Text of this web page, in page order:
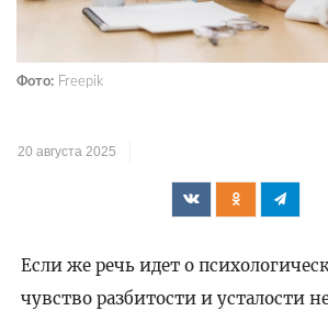
Фото: Freepik
20 августа 2025
Если же речь идет о
чувство разбитости и усталости